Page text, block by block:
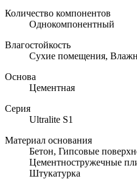
Количество компонентов
Однокомпонентный
Влагостойкость
Сухие помещения,
Основа
Цементная
Серия
Ultralite S1
Материал основания
Бетон, Гипсовые
Цементностружечные
Штукатурка